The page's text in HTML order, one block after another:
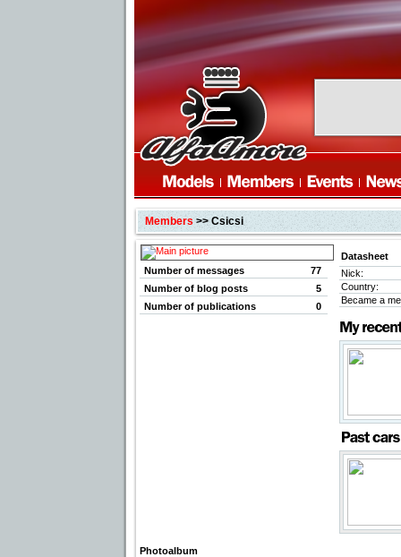
Members>> Csicsi
Number of messages
77
Number of blog posts
5
Number of publications
0
Datasheet
Nick:
Country:
Became a
Photoalbum